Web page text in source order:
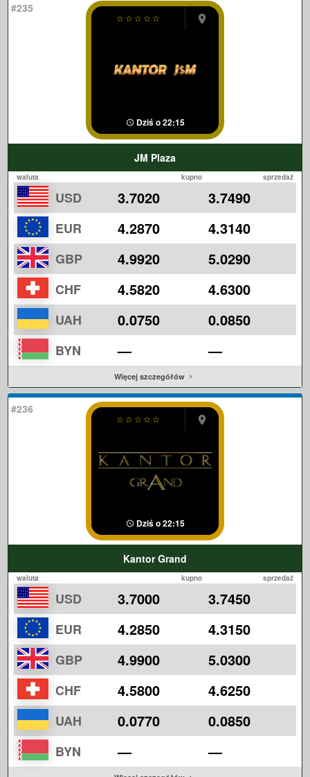
#235
☆
☆
☆
☆
☆
Dziś o 22:15
JM Plaza
waluta kupno sprzedaż
USD 3.7020 3.7490
EUR 4.2870 4.3140
GBP 4.9920 5.0290
CHF 4.5820 4.6300
UAH 0.0750 0.0850
BYN — —
Więcej szczegółów
#236
☆
☆
☆
☆
☆
Dziś o 22:15
Kantor Grand
waluta kupno sprzedaż
USD 3.7000 3.7450
EUR 4.2850 4.3150
GBP 4.9900 5.0300
CHF 4.5800 4.6250
UAH 0.0770 0.0850
BYN — —